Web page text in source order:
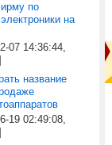
по
на
07 14:36:44,
название
19 02:49:08,